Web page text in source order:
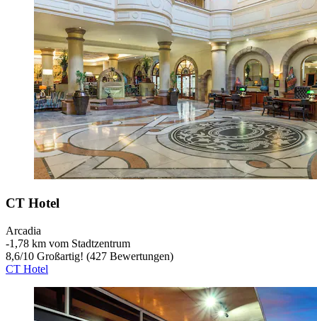
CT Hotel
Arcadia
‐1,78 km vom Stadtzentrum
8,6/10 Großartig! (427 Bewertungen)
CT Hotel